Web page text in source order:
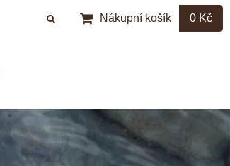
Nákupní košík 0 Kč